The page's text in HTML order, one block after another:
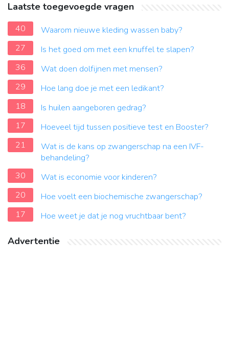
Laatste toegevoegde vragen
40
Waarom nieuwe kleding wassen baby?
27
Is het goed om met een knuffel te slapen?
36
Wat doen dolfijnen met mensen?
29
Hoe lang doe je met een ledikant?
18
Is huilen aangeboren gedrag?
17
Hoeveel tijd tussen positieve test en Booster?
21
Wat is de kans op zwangerschap na een IVF-
behandeling?
30
Wat is economie voor kinderen?
20
Hoe voelt een biochemische zwangerschap?
17
Hoe weet je dat je nog vruchtbaar bent?
Advertentie